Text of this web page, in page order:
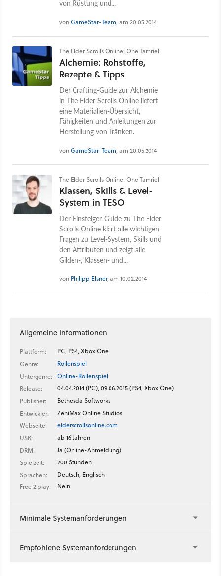
von Rüstung und...
vonGameStar-Team, am 20.05.2014
The Elder Scrolls Online: One Tamriel
Alchemie: Rohstoffe,
Rezepte & Tipps
Der Crafting-Guide zur Alchemie
in The Elder Scrolls Online liefert
eine Materialien-Übersicht,
Fähigkeiten und Anleitungen zur
Herstellung von Tränken.
vonGameStar-Team, am 20.05.2014
The Elder Scrolls Online: One Tamriel
Klassen, Skills & Level-
System in TESO
Der Einsteiger-Guide zu The Elder
Scrolls Online klärt alle wichtigen
Fragen zu Level-System, Skills und
den Attributen und zeigt alle
Gilden-, Klassen- und...
von Philipp Elsner, am 10.02.2014
Allgemeine Informationen
Plattform:
PC, PS4, Xbox One
Genre:
Rollenspiel
Untergenre:
Online-Rollenspiel
Release:
04.04.2014 (PC), 09.06.2015 (PS4, Xbox One)
Publisher:
Bethesda Softworks
Entwickler:
ZeniMax Online Studios
Webseite:
elderscrollsonline.com
USK:
ab 16 Jahren
DRM:
Ja (Online-Anmeldung)
Spielzeit:
200 Stunden
Sprachen:
Deutsch, Englisch
Free 2 play:
Nein
Minimale Systemanforderungen
Empfohlene Systemanforderungen